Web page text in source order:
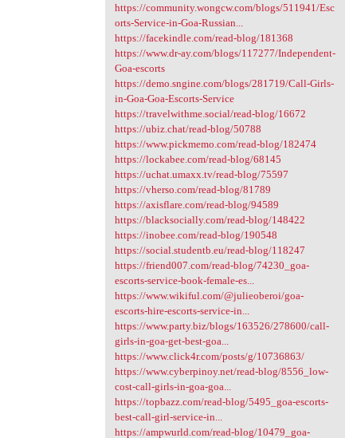
https://community.wongcw.com/blogs/511941/Esc
orts-Service-in-Goa-Russian...
https://facekindle.com/read-blog/181368
https://www.dr-ay.com/blogs/117277/Independent-
Goa-escorts
https://demo.sngine.com/blogs/281719/Call-Girls-
in-Goa-Goa-Escorts-Service
https://travelwithme.social/read-blog/16672
https://ubiz.chat/read-blog/50788
https://www.pickmemo.com/read-blog/182474
https://lockabee.com/read-blog/68145
https://uchat.umaxx.tv/read-blog/75597
https://vherso.com/read-blog/81789
https://axisflare.com/read-blog/94589
https://blacksocially.com/read-blog/148422
https://inobee.com/read-blog/190548
https://social.studentb.eu/read-blog/118247
https://friend007.com/read-blog/74230_goa-
escorts-service-book-female-es...
https://www.wikiful.com/@julieoberoi/goa-
escorts-hire-escorts-service-in...
https://www.party.biz/blogs/163526/278600/call-
girls-in-goa-get-best-goa...
https://www.click4r.com/posts/g/10736863/
https://www.cyberpinoy.net/read-blog/8556_low-
cost-call-girls-in-goa-goa...
https://topbazz.com/read-blog/5495_goa-escorts-
best-call-girl-service-in...
https://ampwurld.com/read-blog/10479_goa-